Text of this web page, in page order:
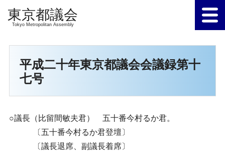
Tokyo Metropolitan Assembly
平成二十年東京都議会会議録第十
七号
○議長（比留間敏夫君） 五十番今村るか君。
〔五十番今村るか君登壇〕
〔議長退席、副議長着席〕